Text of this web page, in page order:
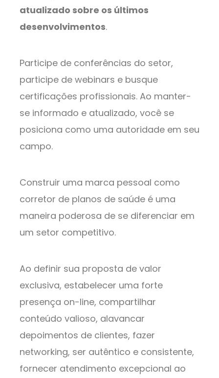
atualizado sobre os últimos
desenvolvimentos.
Participe de conferências do setor,
participe de webinars e busque
certificações profissionais. Ao manter-
se informado e atualizado, você se
posiciona como uma autoridade em seu
campo.
Construir uma marca pessoal como
corretor de planos de saúde é uma
maneira poderosa de se diferenciar em
um setor competitivo.
Ao definir sua proposta de valor
exclusiva, estabelecer uma forte
presença on-line, compartilhar
conteúdo valioso, alavancar
depoimentos de clientes, fazer
networking, ser autêntico e consistente,
fornecer atendimento excepcional ao